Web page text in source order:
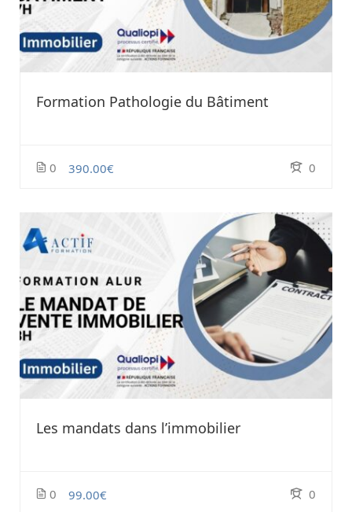
Formation Pathologie du Bâtiment
0 0
390.00€
Les mandats dans l’immobilier
0 0
99.00€